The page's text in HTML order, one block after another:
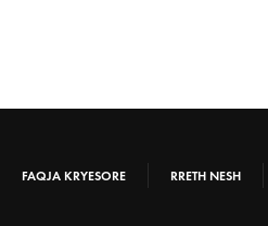
FAQJA KRYESORE RRETH NESH